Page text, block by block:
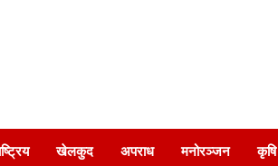
खेलकुद अपराध मनोरञ्जन कृषि